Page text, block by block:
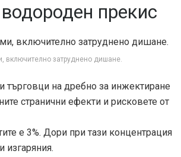
прекис
включително затруднено дишане.
търговци на дребно за инжектиране
странични ефекти и рисковете от
е 3%. Дори при тази концентрация